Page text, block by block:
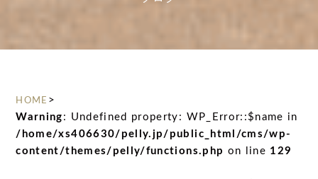
HOME >
Warning : Undefined property: WP_Error::$name in
/home/xs406630/pelly.jp/public_html/cms/wp-
content/themes/pelly/functions.php on line 129